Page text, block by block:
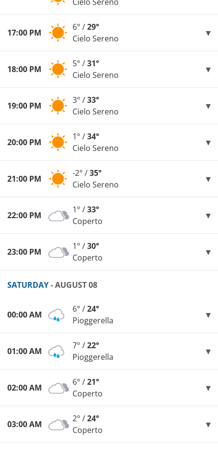
17:00 PM
6° /29°
Cielo Sereno
18:00 PM
5° /31°
Cielo Sereno
19:00 PM
3° /33°
Cielo Sereno
20:00 PM
1° /34°
Cielo Sereno
21:00 PM
-2° /35°
Cielo Sereno
22:00 PM
1° /33°
Coperto
23:00 PM
1° /30°
Coperto
SATURDAY- AUGUST 08
00:00 AM
6° /24°
Pioggerella
01:00 AM
7° /22°
Pioggerella
02:00 AM
6° /21°
Coperto
03:00 AM
2° /24°
Coperto